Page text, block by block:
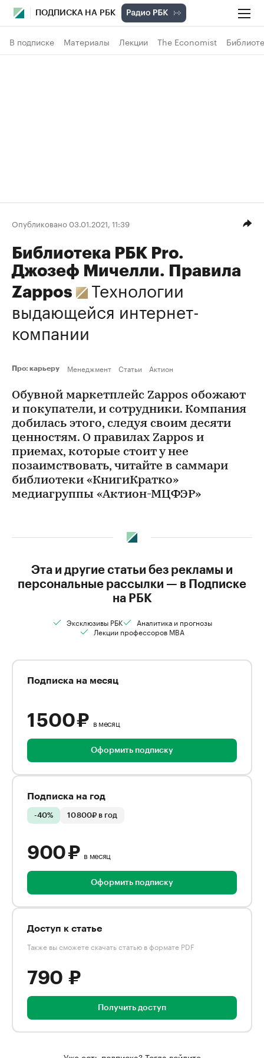
ПОДПИСКА НА РБК
В подписке Материалы Лекции The Economist
Опубликовано 03.01.2021, 11:39
Библиотека РБК Pro.
Джозеф Мичелли. Правила
Zappos
Технологии
выдающейся интернет-
компании
Про: карьеру Менеджмент Статьи Актион
Обувной маркетплейс Zappos обожают
и покупатели, и сотрудники. Компания
добилась этого, следуя своим десяти
ценностям. О правилах Zappos и
приемах, которые стоит у нее
позаимствовать, читайте в саммари
библиотеки «КнигиКратко»
медиагруппы «Актион-МЦФЭР»
Эта и другие статьи без рекламы и
персональные рассылки — в Подписке
на РБК
Эксклюзивы РБК
Аналитика и прогнозы
Лекции профессоров MBA
Подписка на месяц
1 500 ₽ в месяц
Оформить подписку
Подписка на год
-40% 10 800₽ в год
900 ₽ в месяц
Оформить подписку
Доступ к статье
Также вы сможете скачать статью в формате PDF
790 ₽
Получить доступ